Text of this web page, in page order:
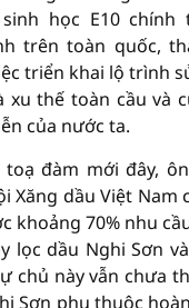
sinh học E10
trên toàn quốc,
triển khai lộ trình
xu thế toàn cầu và
của nước ta.
đàm mới đây,
Xăng dầu Việt Nam
khoảng 70% nhu
lọc dầu Nghi Sơn
chủ này vẫn chưa
Sơn phụ thuộc